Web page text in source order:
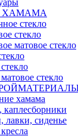
ХАМАМА
стекло
стекло
матовое стекло
стекло
хамама
каплесборники
лавки, сиденье